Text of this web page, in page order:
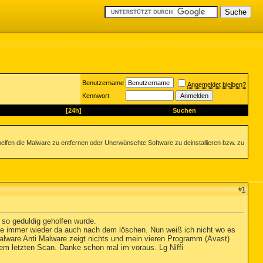
Benutzername
Angemeldet bleiben?
Kennwort
[24h] Suchen
die Malware zu entfernen oder Unerwünschte Software zu deinstallieren bzw. zu
#1
geduldig geholfen wurde.
immer wieder da auch nach dem löschen. Nun weiß ich nicht wo es
Anti Malware zeigt nichts und mein vieren Programm (Avast)
letzten Scan. Danke schon mal im voraus. Lg Niffi